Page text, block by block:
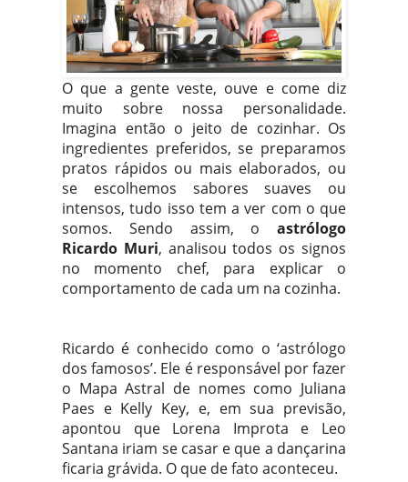
O que a gente veste, ouve e come diz
muito sobre nossa personalidade.
Imagina então o jeito de cozinhar. Os
ingredientes preferidos, se preparamos
pratos rápidos ou mais elaborados, ou
se escolhemos sabores suaves ou
intensos, tudo isso tem a ver com o que
somos. Sendo assim, o astrólogo
Ricardo Muri, analisou todos os signos
no momento chef, para explicar o
comportamento de cada um na cozinha.
Ricardo é conhecido como o ‘astrólogo
dos famosos’. Ele é responsável por fazer
o Mapa Astral de nomes como Juliana
Paes e Kelly Key, e, em sua previsão,
apontou que Lorena Improta e Leo
Santana iriam se casar e que a dançarina
ficaria grávida. O que de fato aconteceu.